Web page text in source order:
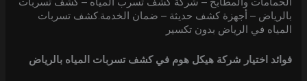
بالرياض – أجهزة كشف حديثة – ضمان الخدمة.كشف تسربات
المياه في الرياض بدون تكسير
فوائد اختيار شركة هيكل هوم في كشف تسربات المياه بالرياض